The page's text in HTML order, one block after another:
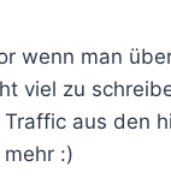
wenn man
viel zu
aus den
:)